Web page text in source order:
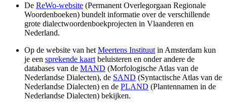
De ReWo-website (Permanent Overlegorgaan Regionale
Woordenboeken) bundelt informatie over de verschillende
grote dialectwoordenboekprojecten in Vlaanderen en
Nederland.
Op de website van het Meertens Instituut in Amsterdam kun
je een sprekende kaart beluisteren en onder andere de
databases van de MAND (Morfologische Atlas van de
Nederlandse Dialecten), de SAND (Syntactische Atlas van de
Nederlandse Dialecten) en de PLAND (Plantennamen in de
Nederlandse Dialecten) bekijken.